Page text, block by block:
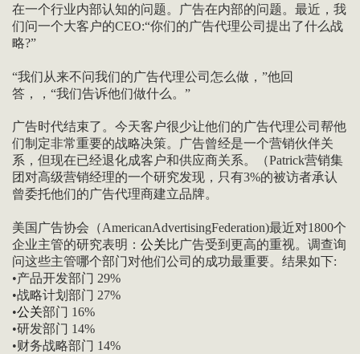
在一个行业内部认知的问题。广告在内部的问题。最近，我
们问一个大客户的CEO:“你们的广告代理公司提出了什么战
略?”
“我们从来不问我们的广告代理公司怎么做，”他回
答，，“我们告诉他们做什么。”
广告时代结束了。今天客户很少让他们的广告代理公司帮他
们制定非常重要的战略决策。广告曾经是一个营销伙伴关
系，但现在已经退化成客户和供应商关系。（Patrick营销集
团对高级营销经理的一个研究发现，只有3%的被访者承认
曾委托他们的广告代理商建立品牌。
美国广告协会（AmericanAdvertisingFederation)最近对1800个
企业主管的研究表明： 公关比广告受到更高的重视。调查询
问这些主管哪个部门对他们公司的成功最重要。结果如下:
•产品开发部门 29%
•战略计划部门 27%
•公关部门 16%
•研发部门 14%
•财务战略部门 14%